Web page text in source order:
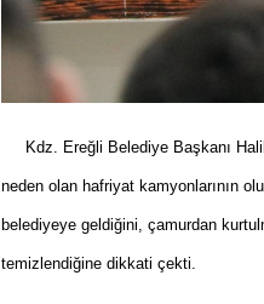
Kdz. Ereğli Belediye Başkanı
neden olan hafriyat kamyonlarının
belediyeye geldiğini, çamurdan
temizlendiğine dikkati çekti.